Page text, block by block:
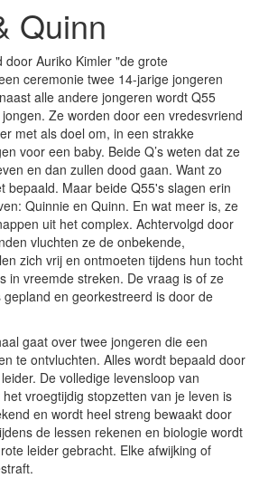
Quinn
door Auriko Kimler "de grote
ceremonie twee 14-jarige jongeren
alle andere jongeren wordt Q55
Ze worden door een vredesvriend
met als doel om, in een strakke
voor een baby. Beide Q’s weten dat ze
en dan zullen dood gaan. Want zo
bepaald. Maar beide Q55's slagen erin
Quinnie en Quinn. En wat meer is, ze
uit het complex. Achtervolgd door
vluchten ze de onbekende,
zich vrij en ontmoeten tijdens hun tocht
in vreemde streken. De vraag is of ze
en georkestreerd is door de
gaat over twee jongeren die een
te ontvluchten. Alles wordt bepaald door
De volledige levensloop van
vroegtijdig stopzetten van je leven is
en wordt heel streng bewaakt door
de lessen rekenen en biologie wordt
leider gebracht. Elke afwijking of